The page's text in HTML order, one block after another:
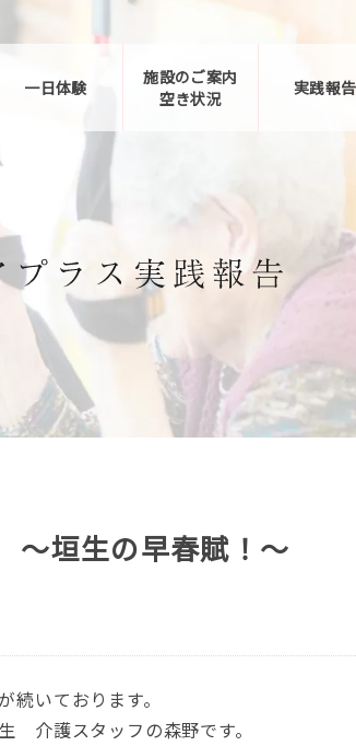
一日体験
施設のご案内
空き状況
実践報告
垣生の早春賦！～
いております。
介護スタッフの森野です。